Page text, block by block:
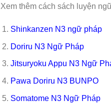
Xem thêm cách sách luyện
Shinkanzen N3 ngữ pháp
Doriru N3 Ngữ Pháp
Jitsuryoku Appu N3 Ngữ
Pawa Doriru N3 BUNPO
Somatome N3 Ngữ Pháp